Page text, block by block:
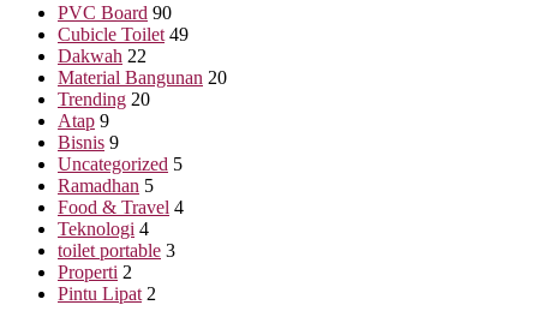
PVC Board 90
Cubicle Toilet 49
Dakwah 22
Material Bangunan 20
Trending 20
Atap 9
Bisnis 9
Uncategorized 5
Ramadhan 5
Food & Travel 4
Teknologi 4
toilet portable 3
Properti 2
Pintu Lipat 2